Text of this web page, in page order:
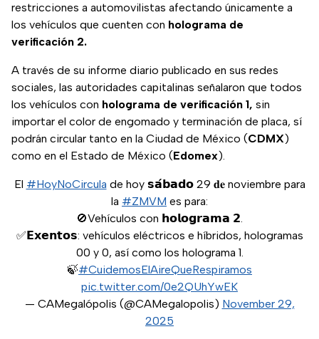
restricciones a automovilistas afectando únicamente a
los vehículos que cuenten con holograma de
verificación 2.
A través de su informe diario publicado en sus redes
sociales, las autoridades capitalinas señalaron que todos
los vehículos con holograma de verificación 1, sin
importar el color de engomado y terminación de placa, sí
podrán circular tanto en la Ciudad de México (CDMX)
como en el Estado de México (Edomex).
El #HoyNoCircula de hoy 𝘀𝗮́𝗯𝗮𝗱𝗼 29 𝐝𝐞 noviembre para
la #ZMVM es para:
🚫Vehículos con 𝗵𝗼𝗹𝗼𝗴𝗿𝗮𝗺𝗮 𝟮.
✅𝗘𝘅𝗲𝗻𝘁𝗼𝘀: vehículos eléctricos e híbridos, hologramas
00 y 0, así como los holograma 1.
🍃#CuidemosElAireQueRespiramos
pic.twitter.com/0e2QUhYwEK
— CAMegalópolis (@CAMegalopolis) November 29,
2025